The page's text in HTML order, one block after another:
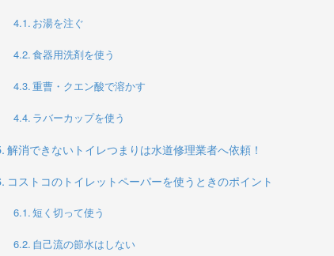
お湯を注ぐ
食器用洗剤を使う
重曹・クエン酸で溶かす
ラバーカップを使う
解消できないトイレつまりは水道修理業者へ依頼！
コストコのトイレットペーパーを使うときのポイント
短く切って使う
自己流の節水はしない